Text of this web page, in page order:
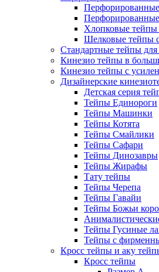
Хлопковые тейпы
Шелковые тейпы
Стандартные тейпы
Кинезио тейпы в
Кинезио тейпы с
Дизайнерские
Детская серия
Тейпы Единороги
Тейпы Машинки
Тейпы Котята
Тейпы Смайлики
Тейпы Сафари
Тейпы Динозавры
Тейпы Жирафы
Тату тейпы
Тейпы Черепа
Тейпы Гавайи
Тейпы Божьи
Тейпы Гусиные
Тейпы с
Кросс тейпы и аку
Кросс тейпы